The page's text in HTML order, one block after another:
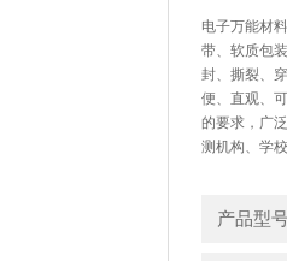
电子万能材
带、软质包
封、撕裂、
便、直观、
的要求，广
测机构、学
产品型